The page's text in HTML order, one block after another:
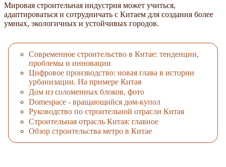
Мировая строительная индустрия может учиться,
адаптироваться и сотрудничать с Китаем для создания более
умных, экологичных и устойчивых городов.
Современное строительство в Китае: тенденции,
проблемы и инновации
Цифровое производство: новая глава в истории
урбанизации. На примере Китая
Дом из соломенных блоков, фото
Domespace - вращающийся дом-купол
Руководство по строительной отрасли Китая
Строительная отрасль Китая: главное
Обзор строительства метро в Китае